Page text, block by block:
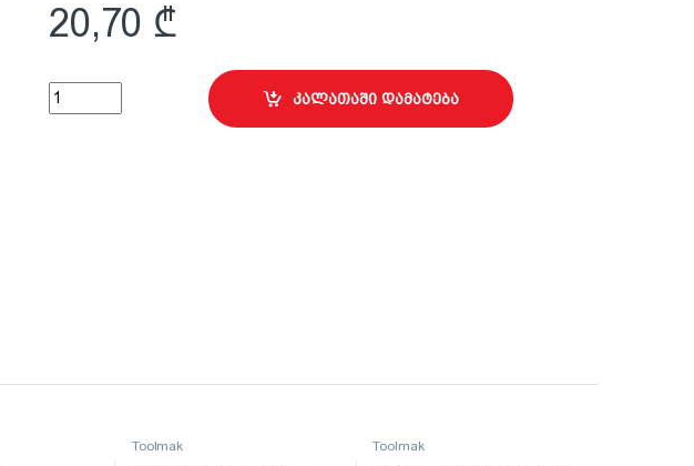
20,70 ₾
ხის სახეხი დისკი 115მმ TMK20136 quantityკალათაში დამატება
Toolmak Toolmak